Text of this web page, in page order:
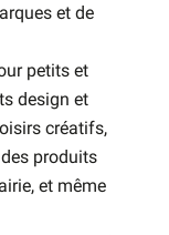
et de
petits et
design et
créatifs,
produits
et même